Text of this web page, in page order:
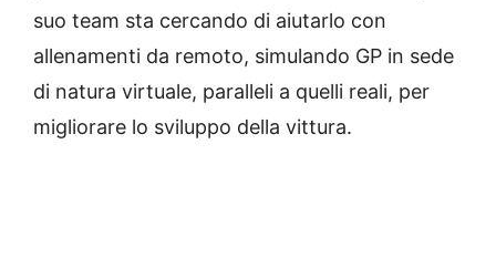
suo team sta cercando di aiutarlo con
allenamenti da remoto, simulando GP in sede
di natura virtuale, paralleli a quelli reali, per
migliorare lo sviluppo della vittura.